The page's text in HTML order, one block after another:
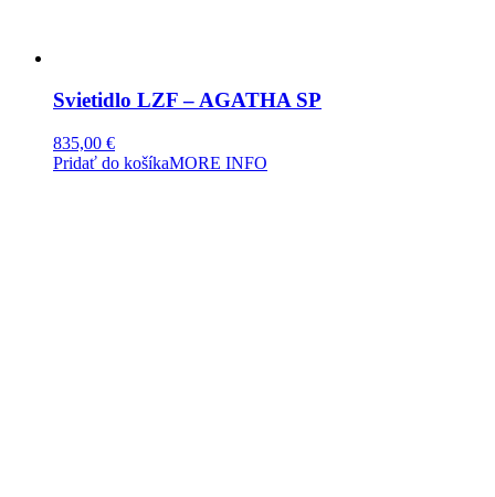
Svietidlo LZF – AGATHA SP
835,00 €
Pridať do košíkaMORE INFO